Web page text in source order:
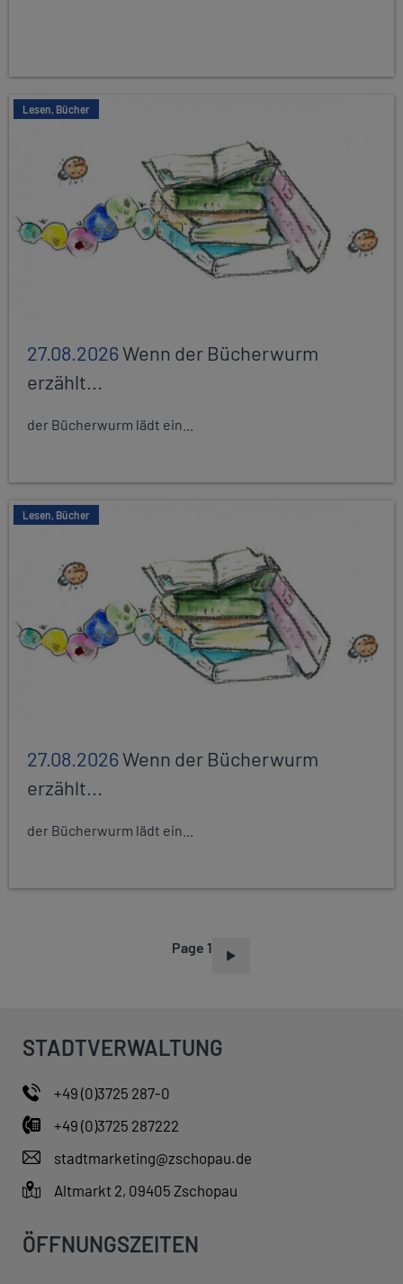
Lesen, Bücher
27.08.2026Wenn der Bücherwurm
erzählt...
der Bücherwurm lädt ein...
Lesen, Bücher
27.08.2026Wenn der Bücherwurm
erzählt...
der Bücherwurm lädt ein...
Page 1
STADTVERWALTUNG
+49 (0)3725 287-0
+49 (0)3725 287222
stadtmarketing@zschopau.de
Altmarkt 2, 09405 Zschopau
ÖFFNUNGSZEITEN